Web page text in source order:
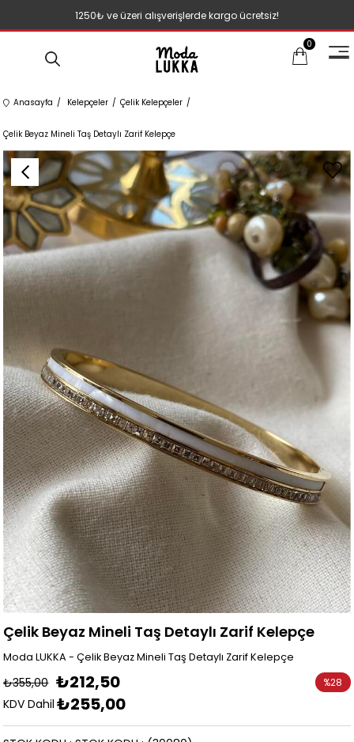
1250₺ ve üzeri alışverişlerde kargo ücretsiz!
0
Anasayfa Kelepçeler Çelik Kelepçeler
Çelik Beyaz Mineli Taş Detaylı Zarif Kelepçe
Çelik Beyaz Mineli Taş Detaylı Zarif Kelepçe
Moda LUKKA - Çelik Beyaz Mineli Taş Detaylı Zarif Kelepçe
₺355,00 ₺212,50
KDV Dahil ₺255,00
%28